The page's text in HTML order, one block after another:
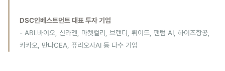
DSC인베스트먼트 대표 투자 기업
- ABL바이오, 신라젠, 마켓컬리, 브랜디, 뤼이드, 팬텀 AI, 하이즈항공,
카카오, 만나CEA, 퓨리오사AI 등 다수 기업